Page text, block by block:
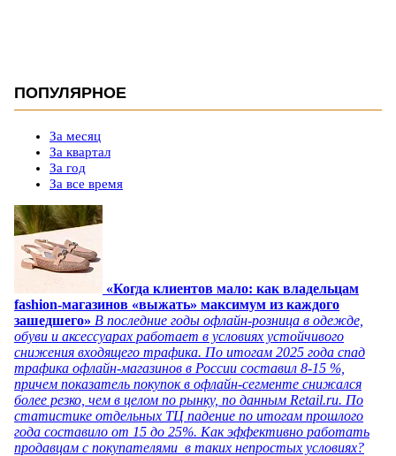
ПОПУЛЯРНОЕ
За месяц
За квартал
За год
За все время
«Когда клиентов мало: как владельцам
fashion-магазинов «выжать» максимум из каждого
зашедшего» В последние годы офлайн-розница в одежде,
обуви и аксессуарах работает в условиях устойчивого
снижения входящего трафика. По итогам 2025 года спад
трафика офлайн-магазинов в России составил 8-15 %,
причем показатель покупок в офлайн-сегменте снижался
более резко, чем в целом по рынку, по данным Retail.ru. По
статистике отдельных ТЦ падение по итогам прошлого
года составило от 15 до 25%. Как эффективно работать
продавцам с покупателями в таких непростых условиях?